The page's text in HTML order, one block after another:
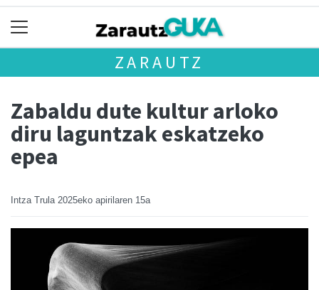
ZARAUTZ
Zabaldu dute kultur arloko
diru laguntzak eskatzeko
epea
Intza Trula 2025eko apirilaren 15a